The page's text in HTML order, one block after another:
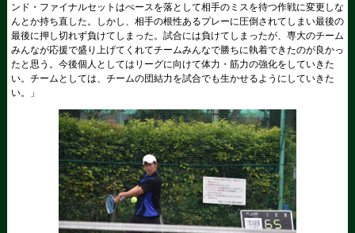
ンド・ファイナルセットはぺースを落として相手のミスを待つ作戦に変更しな
んとか持ち直した。しかし、相手の根性あるプレーに圧倒されてしまい最後の
最後に押し切れず負けてしまった。試合には負けてしまったが、専大のチーム
みんなが応援で盛り上げてくれてチームみんなで勝ちに執着できたのが良かっ
たと思う。今後個人としてはリーグに向けて体力・筋力の強化をしていきた
い。チームとしては、チームの団結力を試合でも生かせるようにしていきた
い。」